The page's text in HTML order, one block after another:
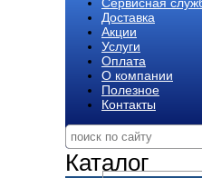
Доставка
Акции
Услуги
Оплата
О компании
Полезное
Контакты
Каталог